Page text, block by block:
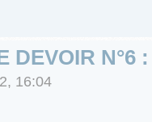
DEVOIR N°6
16:04